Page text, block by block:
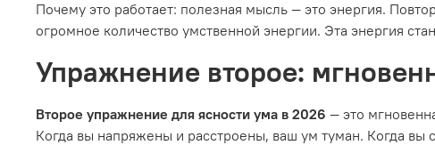
Почему это работает: полезная мысль — это энергия.
огромное количество умственной энергии. Эта энергия
Упражнение второе:
Второе упражнение для ясности ума в 2026 — это
Когда вы напряжены и расстроены, ваш ум туман. Когда вы